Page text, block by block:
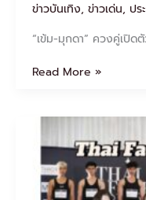
ข่าวบันเทิง, ข่าวเด่น, ปร
“เข้ม-มุกดา” ควงคู่เปิ
Read More »
Model”
เฟ้น